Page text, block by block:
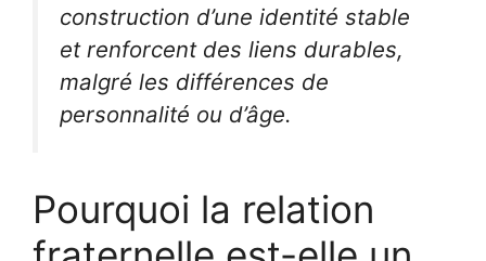
construction d’une identité stable
et renforcent des liens durables,
malgré les différences de
personnalité ou d’âge.
Pourquoi la relation